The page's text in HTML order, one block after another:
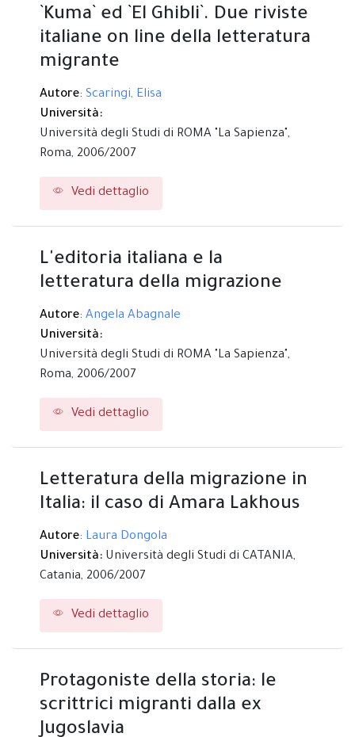
`Kuma` ed `El Ghibli`. Due riviste
italiane on line della letteratura
migrante
Autore: Scaringi, Elisa
Università:
Università degli Studi di ROMA "La Sapienza",
Roma, 2006/2007
Vedi dettaglio
L'editoria italiana e la
letteratura della migrazione
Autore: Angela Abagnale
Università:
Università degli Studi di ROMA "La Sapienza",
Roma, 2006/2007
Vedi dettaglio
Letteratura della migrazione in
Italia: il caso di Amara Lakhous
Autore: Laura Dongola
Università: Università degli Studi di CATANIA,
Catania, 2006/2007
Vedi dettaglio
Protagoniste della storia: le
scrittrici migranti dalla ex
Jugoslavia